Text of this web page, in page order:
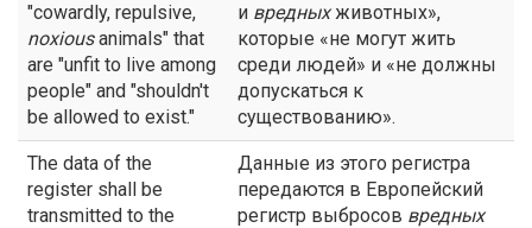
"cowardly, repulsive,
noxiousanimals" that
are "unfit to live among
people" and "shouldn't
be allowed to exist."
и вредныхживотных»,
которые «не могут жить
среди людей» и «не должны
допускаться к
существованию».
The data of the
register shall be
transmitted to the
Данные из этого регистра
передаются в Европейский
регистр выбросов вредных